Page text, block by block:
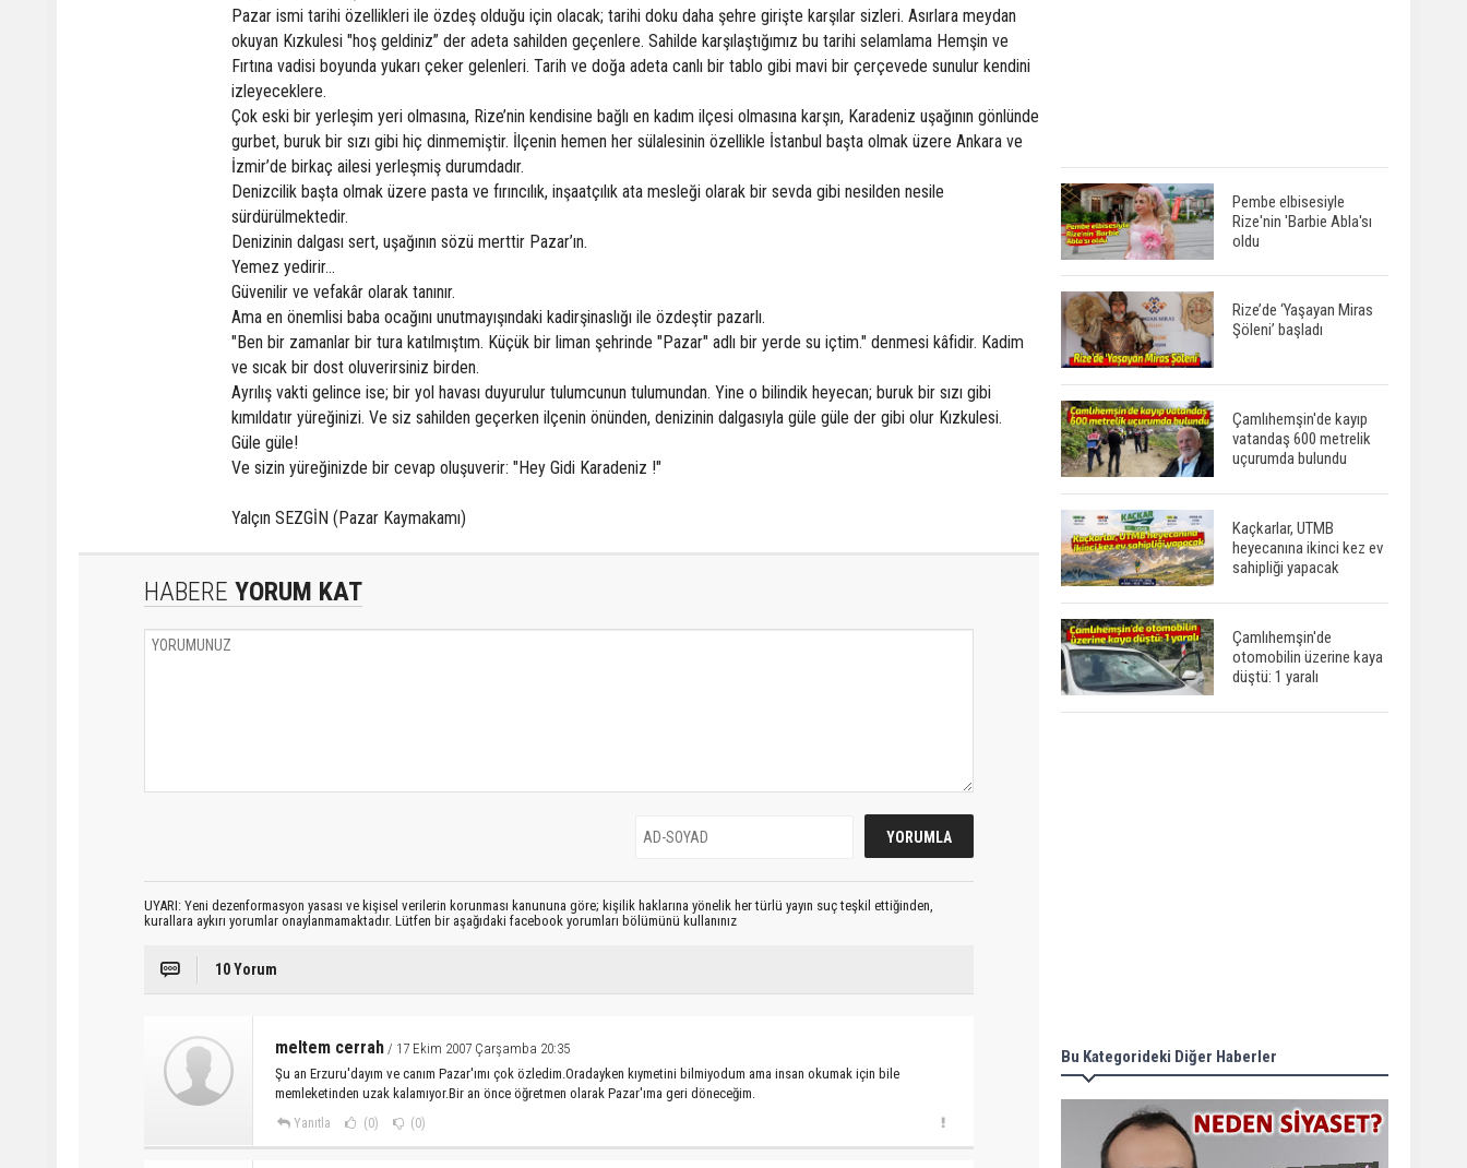
Pazar ismi tarihi özellikleri ile özdeş olduğu için olacak; tarihi doku daha şehre girişte karşılar sizleri. Asırlara meydan
okuyan Kızkulesi "hoş geldiniz” der adeta sahilden geçenlere. Sahilde karşılaştığımız bu tarihi selamlama Hemşin ve
Fırtına vadisi boyunda yukarı çeker gelenleri. Tarih ve doğa adeta canlı bir tablo gibi mavi bir çerçevede sunulur kendini
izleyeceklere.
Çok eski bir yerleşim yeri olmasına, Rize’nin kendisine bağlı en kadım ilçesi olmasına karşın, Karadeniz uşağının gönlünde
gurbet, buruk bir sızı gibi hiç dinmemiştir. İlçenin hemen her sülalesinin özellikle İstanbul başta olmak üzere Ankara ve
İzmir’de birkaç ailesi yerleşmiş durumdadır.
Denizcilik başta olmak üzere pasta ve fırıncılık, inşaatçılık ata mesleği olarak bir sevda gibi nesilden nesile
sürdürülmektedir.
Denizinin dalgası sert, uşağının sözü merttir Pazar’ın.
Yemez yedirir…
Güvenilir ve vefakâr olarak tanınır.
Ama en önemlisi baba ocağını unutmayışındaki kadirşinaslığı ile özdeştir pazarlı.
"Ben bir zamanlar bir tura katılmıştım. Küçük bir liman şehrinde "Pazar" adlı bir yerde su içtim." denmesi kâfidir. Kadim
ve sıcak bir dost oluverirsiniz birden.
Ayrılış vakti gelince ise; bir yol havası duyurulur tulumcunun tulumundan. Yine o bilindik heyecan; buruk bir sızı gibi
kımıldatır yüreğinizi. Ve siz sahilden geçerken ilçenin önünden, denizinin dalgasıyla güle güle der gibi olur Kızkulesi.
Güle güle!
Ve sizin yüreğinizde bir cevap oluşuverir: "Hey Gidi Karadeniz !"
Yalçın SEZGİN (Pazar Kaymakamı)
HABERE YORUM KAT
UYARI: Yeni dezenformasyon yasası ve kişisel verilerin korunması kanununa göre; kişilik haklarına yönelik her türlü yayın suç teşkil ettiğinden,
kurallara aykırı yorumlar onaylanmamaktadır. Lütfen bir aşağıdaki facebook yorumları bölümünü kullanınız
10 Yorum
meltem cerrah / 17 Ekim 2007 Çarşamba 20:35
Şu an Erzuru'dayım ve canım Pazar'ımı çok özledim.Oradayken kıymetini bilmiyodum ama insan okumak için bile
memleketinden uzak kalamıyor.Bir an önce öğretmen olarak Pazar'ıma geri döneceğim.
Yanıtla (0) (0)
Pembe elbisesiyle
Rize'nin 'Barbie Abla'sı
oldu
Rize’de ‘Yaşayan Miras
Şöleni’ başladı
Çamlıhemşin'de kayıp
vatandaş 600 metrelik
uçurumda bulundu
Kaçkarlar, UTMB
heyecanına ikinci kez ev
sahipliği yapacak
Çamlıhemşin'de
otomobilin üzerine kaya
düştü: 1 yaralı
Bu Kategorideki Diğer Haberler